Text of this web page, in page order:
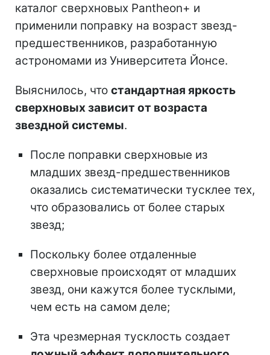
каталог сверхновых Pantheon+ и
применили поправку на возраст звезд-
предшественников, разработанную
астрономами из Университета Йонсе.
Выяснилось, что стандартная яркость
сверхновых зависит от возраста
звездной системы.
После поправки сверхновые из
младших звезд-предшественников
оказались систематически тусклее тех,
что образовались от более старых
звезд;
Поскольку более отдаленные
сверхновые происходят от младших
звезд, они кажутся более тусклыми,
чем есть на самом деле;
Эта чрезмерная тусклость создает